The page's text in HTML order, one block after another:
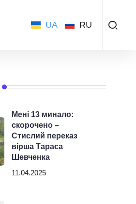
UA RU
Мені 13 минало:
скорочено –
Стислий переказ
вірша Тараса
Шевченка
11.04.2025